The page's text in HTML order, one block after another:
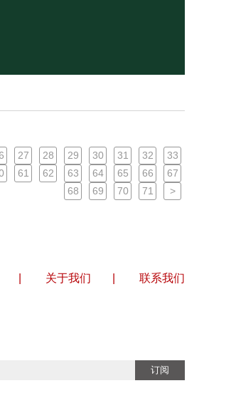
27 28 29 30 31 32
33
61 62 63 64 65 66
67
68
69 70 71 >
关于我们 联系我们